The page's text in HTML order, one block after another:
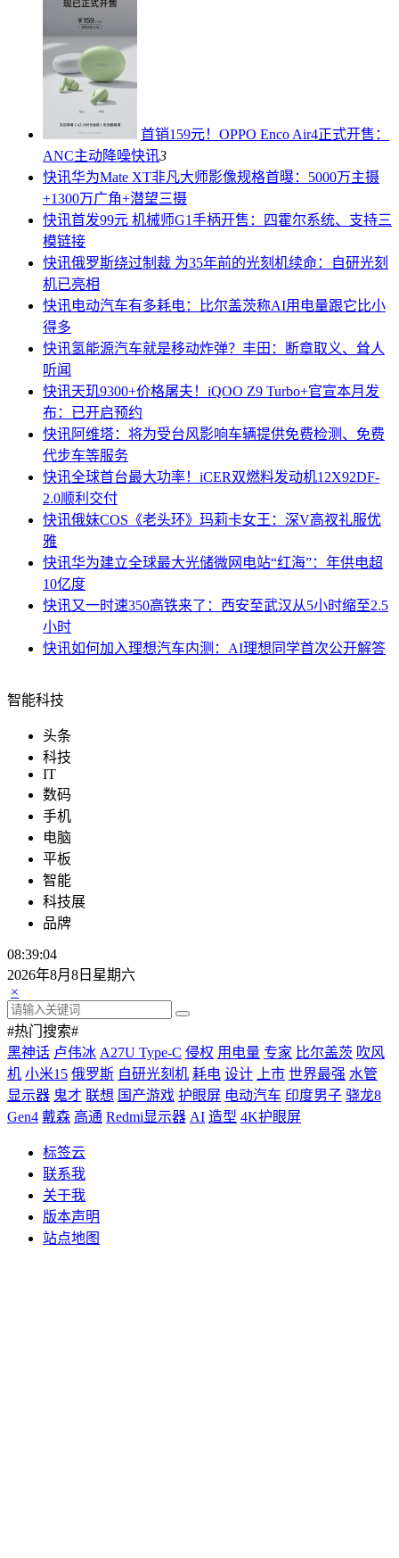
首销159元！OPPO Enco Air4正式开售：
ANC主动降噪快讯3
快讯华为Mate XT非凡大师影像规格首曝：5000万主摄
+1300万广角+潜望三摄
快讯首发99元 机械师G1手柄开售：四霍尔系统、支持三
模链接
快讯俄罗斯绕过制裁 为35年前的光刻机续命：自研光刻
机已亮相
快讯电动汽车有多耗电：比尔盖茨称AI用电量跟它比小
得多
快讯氢能源汽车就是移动炸弹？丰田：断章取义、耸人
听闻
快讯天玑9300+价格屠夫！iQOO Z9 Turbo+官宣本月发
布：已开启预约
快讯阿维塔：将为受台风影响车辆提供免费检测、免费
代步车等服务
快讯全球首台最大功率！iCER双燃料发动机12X92DF-
2.0顺利交付
快讯俄妹COS《老头环》玛莉卡女王：深V高衩礼服优
雅
快讯华为建立全球最大光储微网电站“红海”：年供电超
10亿度
快讯又一时速350高铁来了：西安至武汉从5小时缩至2.5
小时
快讯如何加入理想汽车内测：AI理想同学首次公开解答
智能科技
头条
科技
IT
数码
手机
电脑
平板
智能
科技展
品牌
08:39:04
2026年8月8日星期六
×
#热门搜索#
黑神话 卢伟冰 A27U Type-C 侵权 用电量 专家 比尔盖茨 吹风
机 小米15 俄罗斯 自研光刻机 耗电 设计 上市 世界最强 水管
显示器 鬼才 联想 国产游戏 护眼屏 电动汽车 印度男子 骁龙8
Gen4 戴森 高通 Redmi显示器 AI 造型 4K护眼屏
标签云
联系我
关于我
版本声明
站点地图